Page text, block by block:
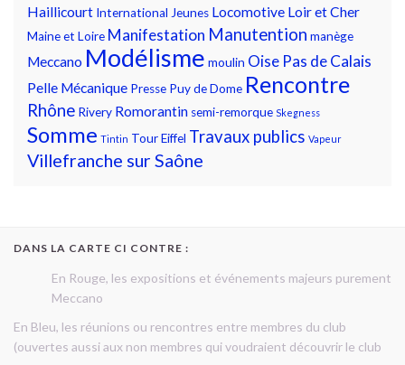
Haillicourt International Jeunes Locomotive Loir et Cher
Maine et Loire Manifestation Manutention manège
Meccano Modélisme moulin Oise Pas de Calais
Pelle Mécanique Presse Puy de Dome Rencontre
Rhône Rivery Romorantin semi-remorque Skegness
Somme Tintin Tour Eiffel Travaux publics Vapeur
Villefranche sur Saône
DANS LA CARTE CI CONTRE :
En Rouge, les expositions et événements majeurs purement
Meccano
En Bleu, les réunions ou rencontres entre membres du club
(ouvertes aussi aux non membres qui voudraient découvrir le club